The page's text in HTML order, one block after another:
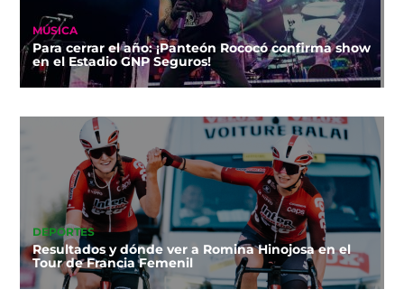
MÚSICA
Para cerrar el año: ¡Panteón Rococó confirma show
en el Estadio GNP Seguros!
DEPORTES
Resultados y dónde ver a Romina Hinojosa en el
Tour de Francia Femenil